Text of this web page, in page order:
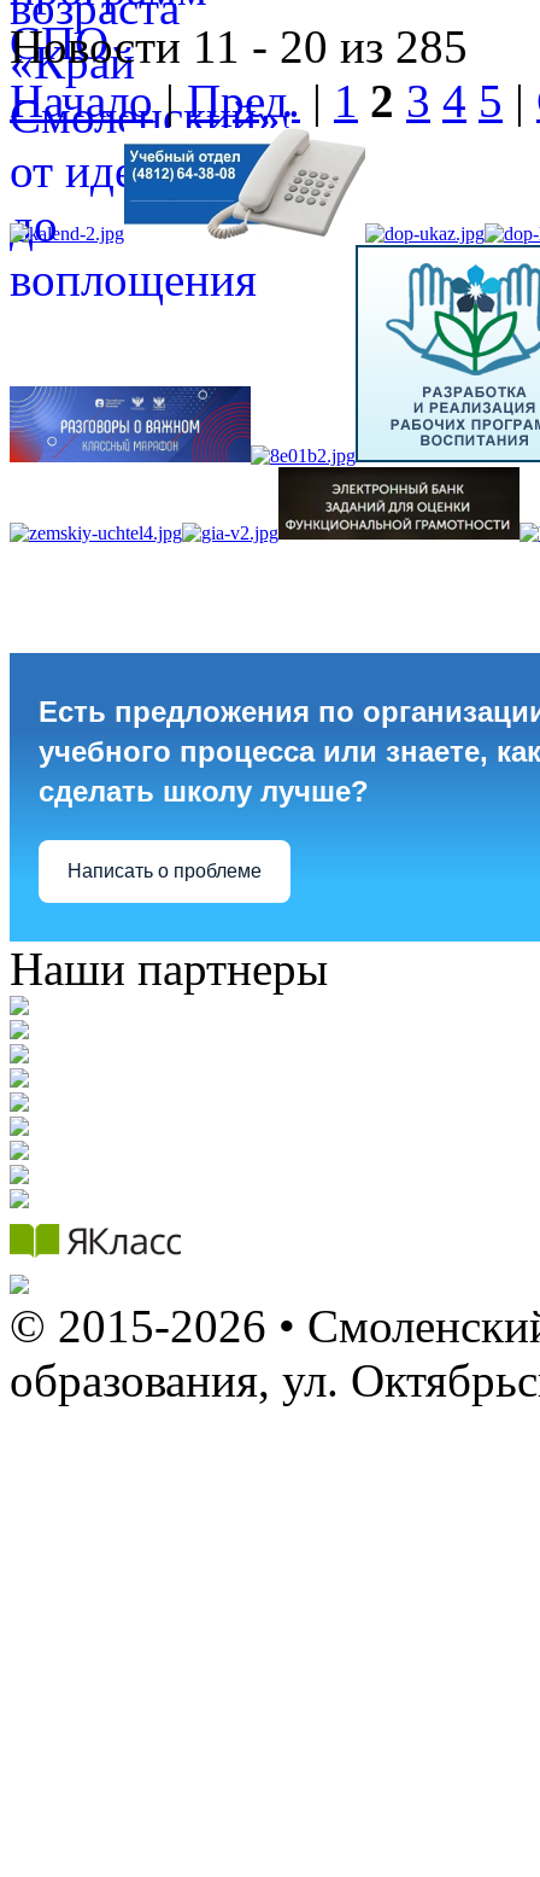
Новости 11 - 20 из 285
Начало|Пред. | 1 2 3 4 5 |
Есть предложения по
учебного процесса или знаете, как
сделать школу лучше?
Написать о проблеме
Наши партнеры
© 2015-2026 •
образования, ул.